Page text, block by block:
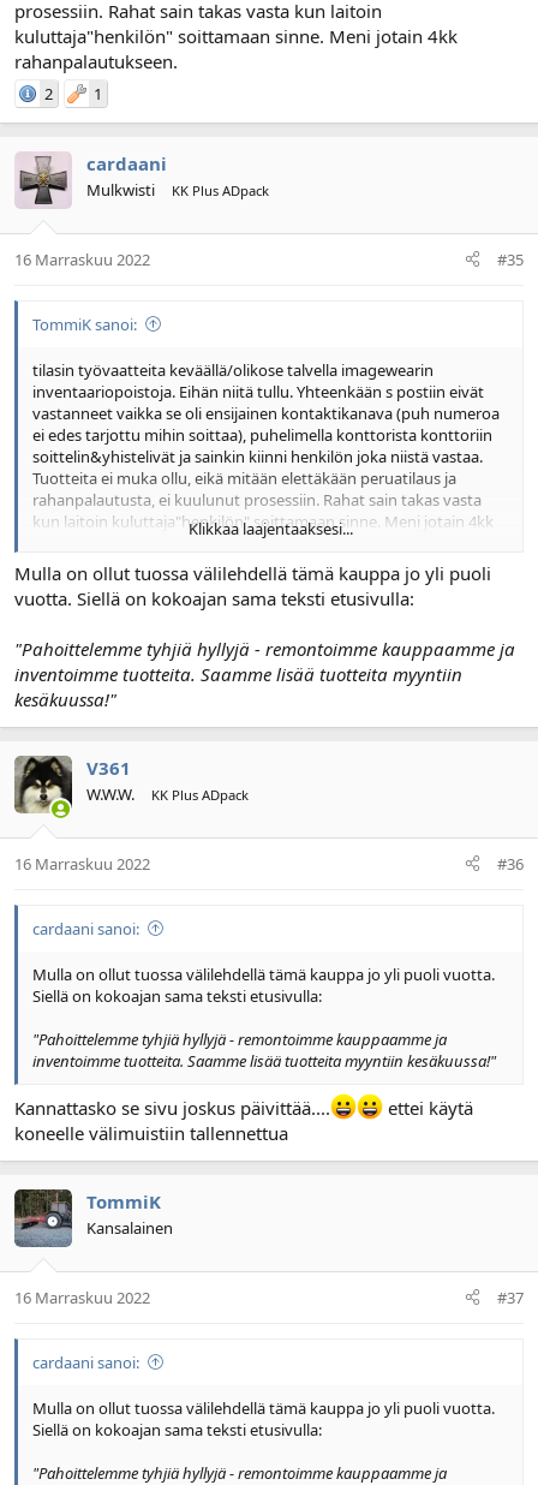
prosessiin. Rahat sain takas vasta kun laitoin
kuluttaja"henkilön" soittamaan sinne. Meni jotain 4kk
rahanpalautukseen.
2 1
cardaani
Mulkwisti KK Plus ADpack
16 Marraskuu 2022 #35
TommiK sanoi:
tilasin työvaatteita keväällä/olikose talvella imagewearin
inventaariopoistoja. Eihän niitä tullu. Yhteenkään s postiin eivät
vastanneet vaikka se oli ensijainen kontaktikanava (puh numeroa
ei edes tarjottu mihin soittaa), puhelimella konttorista konttoriin
soittelin&yhistelivät ja sainkin kiinni henkilön joka niistä vastaa.
Tuotteita ei muka ollu, eikä mitään elettäkään peruatilaus ja
rahanpalautusta, ei kuulunut prosessiin. Rahat sain takas vasta
kun laitoin kuluttaja"henkilön" soittamaan sinne. Meni jotain 4kk
Klikkaa laajentaaksesi...
Mulla on ollut tuossa välilehdellä tämä kauppa jo yli puoli
vuotta. Siellä on kokoajan sama teksti etusivulla:
"Pahoittelemme tyhjiä hyllyjä - remontoimme kauppaamme ja
inventoimme tuotteita. Saamme lisää tuotteita myyntiin
kesäkuussa!"
V361
W.W.W. KK Plus ADpack
16 Marraskuu 2022 #36
cardaani sanoi:
Mulla on ollut tuossa välilehdellä tämä kauppa jo yli puoli vuotta.
Siellä on kokoajan sama teksti etusivulla:
"Pahoittelemme tyhjiä hyllyjä - remontoimme kauppaamme ja
inventoimme tuotteita. Saamme lisää tuotteita myyntiin kesäkuussa!"
Kannattasko se sivu joskus päivittää....
ettei käytä
koneelle välimuistiin tallennettua
TommiK
Kansalainen
16 Marraskuu 2022 #37
cardaani sanoi:
Mulla on ollut tuossa välilehdellä tämä kauppa jo yli puoli vuotta.
Siellä on kokoajan sama teksti etusivulla:
"Pahoittelemme tyhjiä hyllyjä - remontoimme kauppaamme ja